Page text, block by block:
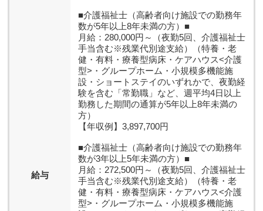
給与
■介護福祉士（高齢者向け施設での勤務年
数が5年以上8年未満の方）■
月給：280,000円～（夜勤5回、介護福祉士
手当含む※残業代別途支給）（特養・老
健・有料・療養型病床・ケアハウス<介護
型>・グループホーム・小規模多機能施
設・ショートステイのいずれかで、夜勤経
験を含む「常勤職」など、週平均4日以上
勤務した期間の通算が5年以上8年未満の
方）
【年収例】3,897,700円
■介護福祉士（高齢者向け施設での勤務年
数が3年以上5年未満の方）■
月給：272,500円～（夜勤5回、介護福祉士
手当含む※残業代別途支給）（特養・老
健・有料・療養型病床・ケアハウス<介護
型>・グループホーム・小規模多機能施